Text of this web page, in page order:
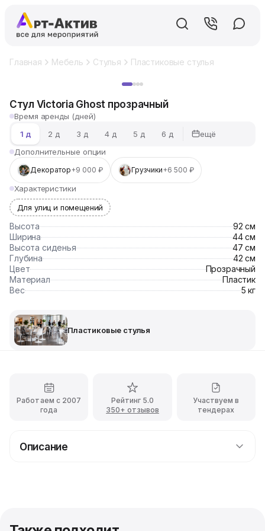
Главная Мебель Стулья Пластиковые стулья
Стул Victoria Ghost прозрачный
Время аренды (дней)
1 д
2 д 3 д 4 д 5 д 6 д
ещё
Дополнительные опции
Декоратор+9 000 ₽ Грузчики+6 500 ₽
Характеристики
Для улиц и помещений
Высота
92 см
Ширина
44 см
Высота сиденья
47 см
Глубина
42 см
Цвет
Прозрачный
Материал
Пластик
Вес
5 кг
Пластиковые стулья
Работаем с 2007
года
Рейтинг 5.0
350+ отзывов
Участвуем в
тендерах
Описание